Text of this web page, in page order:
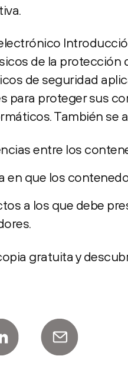
de la protección
de seguridad
para proteger sus
También se
entre los
en que los
a los que debe
gratuita y